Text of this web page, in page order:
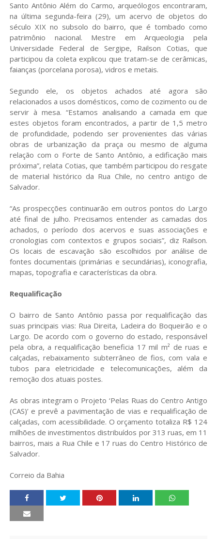
Santo Antônio Além do Carmo, arqueólogos encontraram,
na última segunda-feira (29), um acervo de objetos do
século XIX no subsolo do bairro, que é tombado como
patrimônio nacional. Mestre em Arqueologia pela
Universidade Federal de Sergipe, Railson Cotias, que
participou da coleta explicou que tratam-se de cerâmicas,
faianças (porcelana porosa), vidros e metais.
Segundo ele, os objetos achados até agora são
relacionados a usos domésticos, como de cozimento ou de
servir à mesa. “Estamos analisando a camada em que
estes objetos foram encontrados, a partir de 1,5 metro
de profundidade, podendo ser provenientes das várias
obras de urbanização da praça ou mesmo de alguma
relação com o Forte de Santo Antônio, a edificação mais
próxima”, relata Cotias, que também participou do resgate
de material histórico da Rua Chile, no centro antigo de
Salvador.
“As prospecções continuarão em outros pontos do Largo
até final de julho. Precisamos entender as camadas dos
achados, o período dos acervos e suas associações e
cronologias com contextos e grupos sociais”, diz Railson.
Os locais de escavação são escolhidos por análise de
fontes documentais (primárias e secundárias), iconografia,
mapas, topografia e características da obra.
Requalificação
O bairro de Santo Antônio passa por requalificação das
suas principais vias: Rua Direita, Ladeira do Boqueirão e o
Largo. De acordo com o governo do estado, responsável
pela obra, a requalificação beneficia 17 mil m² de ruas e
calçadas, rebaixamento subterrâneo de fios, com vala e
tubos para eletricidade e telecomunicações, além da
remoção dos atuais postes.
As obras integram o Projeto ‘Pelas Ruas do Centro Antigo
(CAS)’ e prevê a pavimentação de vias e requalificação de
calçadas, com acessibilidade. O orçamento totaliza R$ 124
milhões de investimentos distribuídos por 313 ruas, em 11
bairros, mais a Rua Chile e 17 ruas do Centro Histórico de
Salvador.
Correio da Bahia